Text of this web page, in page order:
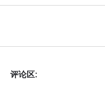
评论区: